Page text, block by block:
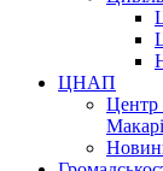
ЦНАП
Центр